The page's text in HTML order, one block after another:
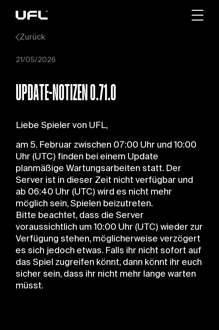
Zurück
21/05/2026
UPDATE-NOTIZEN 0.71.0
Liebe Spieler von UFL,
am 5. Februar zwischen 07:00 Uhr und 10:00
Uhr (UTC) finden bei einem Update
planmäßige Wartungsarbeiten statt. Der
Server ist in dieser Zeit nicht verfügbar und
ab 06:40 Uhr (UTC) wird es nicht mehr
möglich sein, Spielen beizutreten.
Bitte beachtet, dass die Server
voraussichtlich um 10:00 Uhr (UTC) wieder zur
Verfügung stehen, möglicherweise verzögert
es sich jedoch etwas. Falls ihr nicht sofort auf
das Spiel zugreifen könnt, dann könnt ihr euch
sicher sein, dass ihr nicht mehr lange warten
müsst.